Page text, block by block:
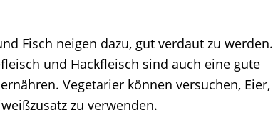
Fisch neigen dazu, gut verdaut zu werden.
und Hackfleisch sind auch eine gute
Vegetarier können versuchen, Eier,
zu verwenden.